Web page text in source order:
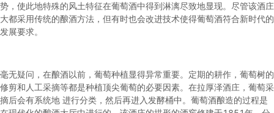
势，使此地特殊的风土特征在葡萄酒中得到淋漓尽致地显现。尽管该酒庄
大都采用传统的酿酒方法，但有时也会改进技术使得葡萄酒符合新时代的
发展要求。
毫无疑问，在酿酒以前，葡萄种植显得异常重要。定期的耕作，葡萄树的
修剪和人工采摘等都是种植顶尖葡萄的必要因素。在拉厚泽酒庄，葡萄采
摘后会有系统地 进行分类，然后再进入发酵桶中。葡萄酒酿造的过程是